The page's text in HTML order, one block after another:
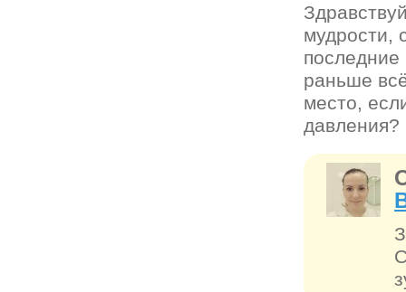
мудрости,
последние
раньше
место,
давления?